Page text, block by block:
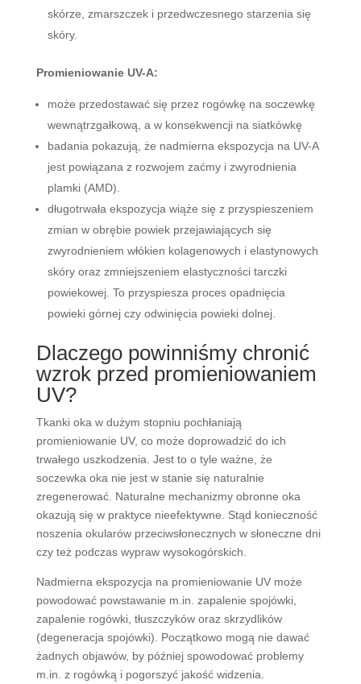
skórze, zmarszczek i przedwczesnego starzenia się
skóry.
Promieniowanie UV-A:
może przedostawać się przez rogówkę na soczewkę
wewnątrzgałkową, a w konsekwencji na siatkówkę
badania pokazują, że nadmierna ekspozycja na UV-A
jest powiązana z rozwojem zaćmy i zwyrodnienia
plamki (AMD).
długotrwała ekspozycja wiąże się z przyspieszeniem
zmian w obrębie powiek przejawiających się
zwyrodnieniem włókien kolagenowych i elastynowych
skóry oraz zmniejszeniem elastyczności tarczki
powiekowej. To przyspiesza proces opadnięcia
powieki górnej czy odwinięcia powieki dolnej.
Dlaczego powinniśmy chronić
wzrok przed promieniowaniem
UV?
Tkanki oka w dużym stopniu pochłaniają
promieniowanie UV, co może doprowadzić do ich
trwałego uszkodzenia. Jest to o tyle ważne, że
soczewka oka nie jest w stanie się naturalnie
zregenerować. Naturalne mechanizmy obronne oka
okazują się w praktyce nieefektywne. Stąd konieczność
noszenia okularów przeciwsłonecznych w słoneczne dni
czy też podczas wypraw wysokogórskich.
Nadmierna ekspozycja na promieniowanie UV może
powodować powstawanie m.in. zapalenie spojówki,
zapalenie rogówki, tłuszczyków oraz skrzydlików
(degeneracja spojówki). Początkowo mogą nie dawać
żadnych objawów, by później spowodować problemy
m.in. z rogówką i pogorszyć jakość widzenia.